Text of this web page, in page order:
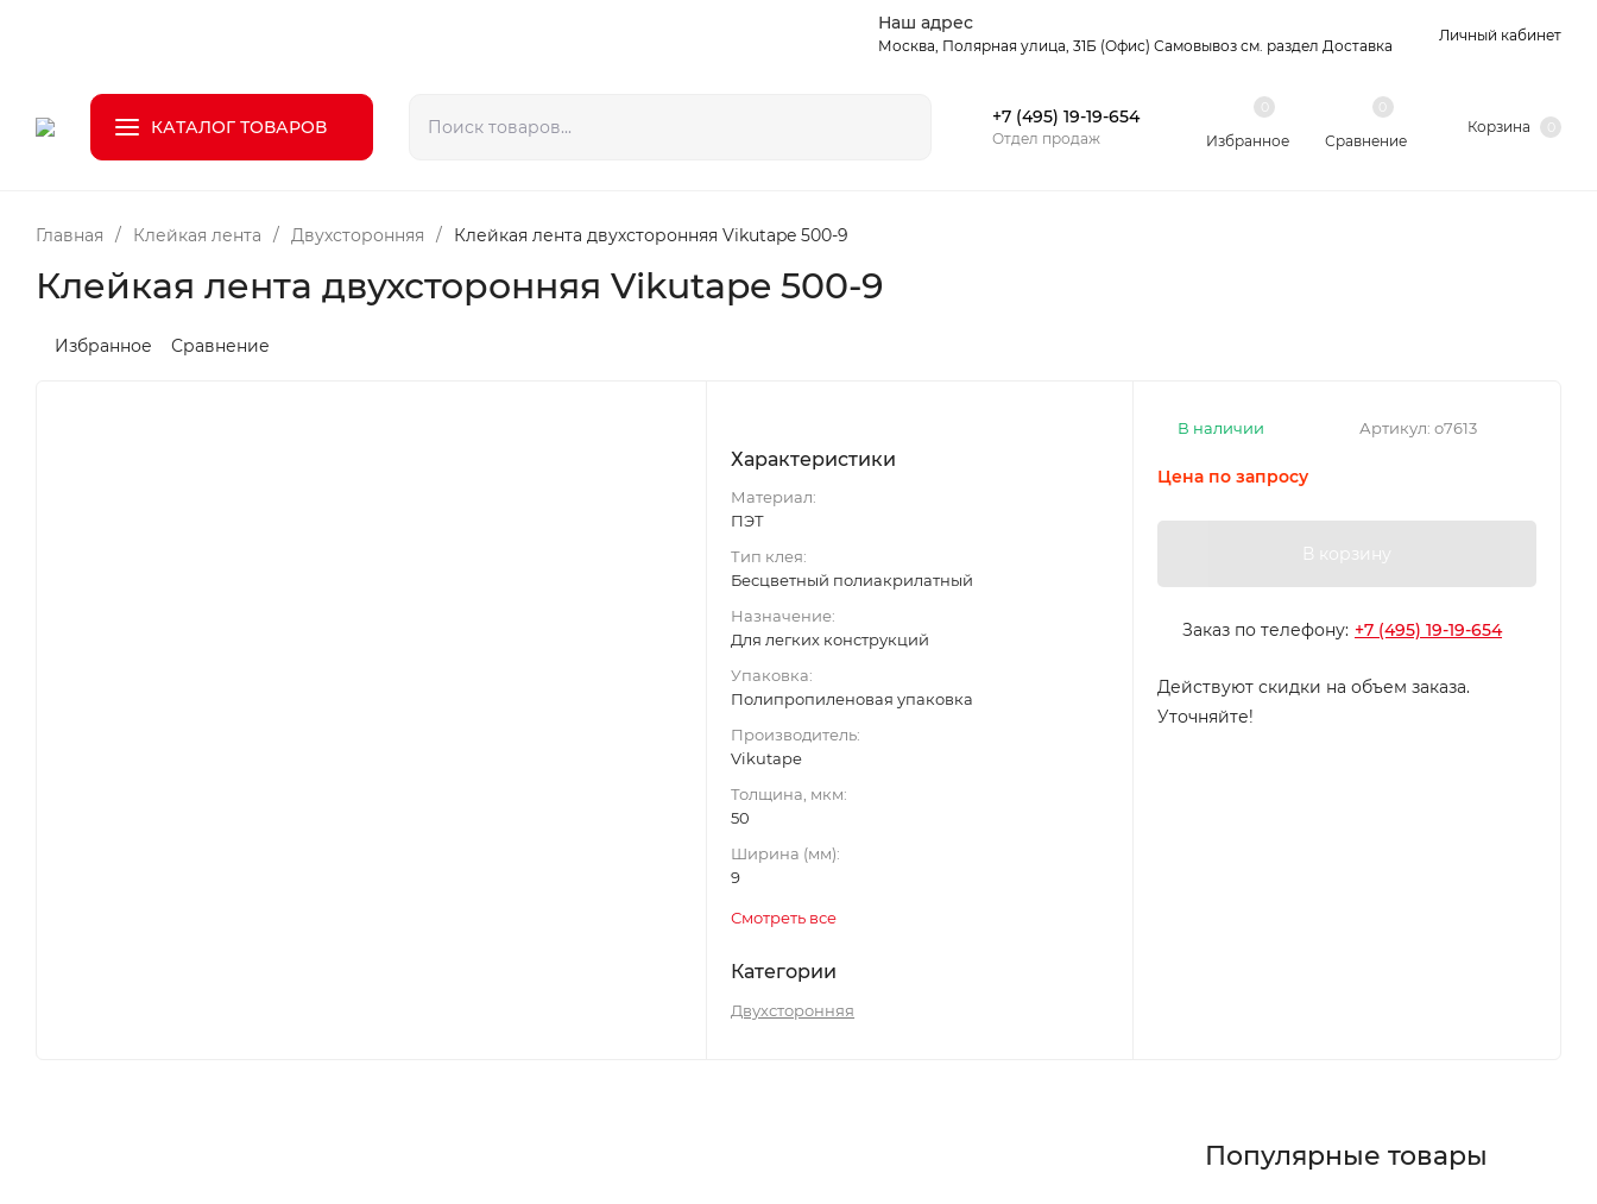
Наш адрес
Москва, Полярная улица, 31Б (Офис) Самовывоз см. раздел Доставка
Личный кабинет
КАТАЛОГ ТОВАРОВ +7 (495) 19-19-654
Отдел продаж Избранное Сравнение
Корзина
Главная / Клейкая лента / Двухсторонняя / Клейкая лента двухсторонняя Vikutape 500-9
Клейкая лента двухсторонняя Vikutape 500-9
Избранное Сравнение
Характеристики
Материал:
ПЭТ
Тип клея:
Бесцветный полиакрилатный
Назначение:
Для легких конструкций
Упаковка:
Полипропиленовая упаковка
Производитель:
Vikutape
Толщина, мкм:
50
Ширина (мм):
9
Смотреть все
Категории
Двухсторонняя
Артикул: о7613
В наличии
Цена по запросу
В корзину
Заказ по телефону: +7 (495) 19-19-654
Действуют скидки на объем заказа.
Уточняйте!
Популярные товары